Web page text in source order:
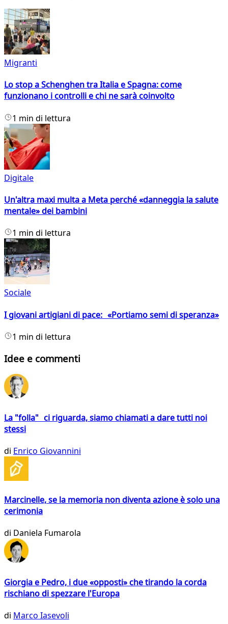
Migranti
Lo stop a Schenghen tra Italia e Spagna: come
funzionano i controlli e chi ne sarà coinvolto
1 min di lettura
Digitale
Un'altra maxi multa a Meta perché «danneggia la salute
mentale» dei bambini
1 min di lettura
Sociale
I giovani artigiani di pace: «Portiamo semi di speranza»
1 min di lettura
Idee e commenti
La "folla" ci riguarda, siamo chiamati a dare tutti noi
stessi
di Enrico Giovannini
Marcinelle, se la memoria non diventa azione è solo una
cerimonia
di Daniela Fumarola
Giorgia e Pedro, i due «opposti» che tirando la corda
rischiano di spezzare l'Europa
di Marco Iasevoli